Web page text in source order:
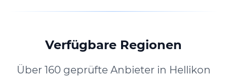
Verfügbare Regionen
Über 160 geprüfte Anbieter in Hellikon